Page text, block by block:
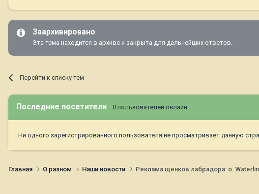
Заархивировано
Эта тема находится в архиве и закрыта для дальнейших ответов.
Перейти к списку тем
Последние посетители 0 пользователей онлайн
Ни одного зарегистрированного пользователя не просматривает данную
Главная О разном Наши новости Реклама щенков лабрадора: о.